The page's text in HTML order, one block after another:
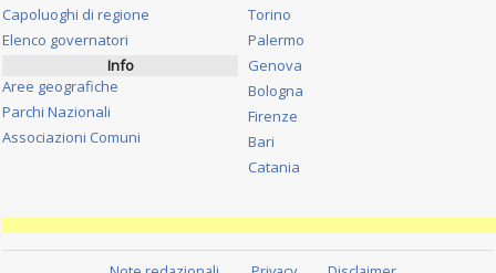
Capoluoghi di regione
Elenco governatori
Info
Aree geografiche
Parchi Nazionali
Associazioni Comuni
Torino
Palermo
Genova
Bologna
Firenze
Bari
Catania